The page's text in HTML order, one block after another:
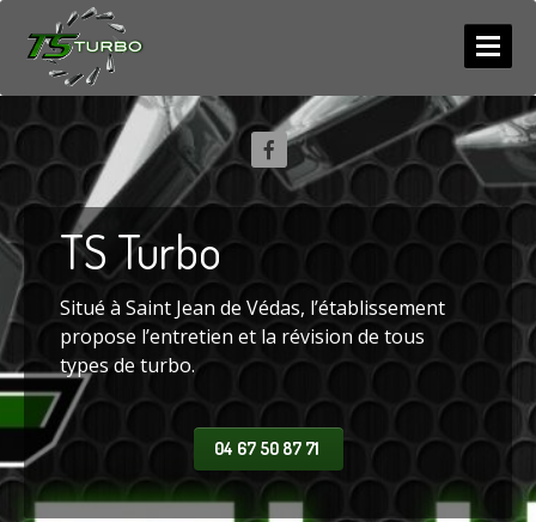
ACCUEIL
SERVICES
NEUF/ ECHANGE
RÉPARATION
COMPETITION
Diagnostic
PHOTOS
LESACTUS
CONTACT
TS Turbo
Situé à Saint Jean de Védas, l’établissement
propose l’entretien et la révision de tous
types de turbo.
04 67 50 87 71